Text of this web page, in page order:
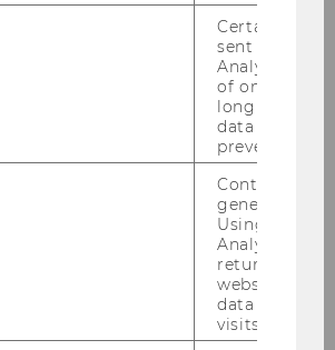
Certain data
sent to
Analytics a
of once per
long as it is
data
prevented.
Contains a
generated
Using this
Analytics can
returning
website and
data from
visits.